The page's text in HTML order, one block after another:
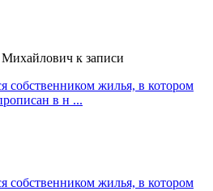
к записи
собственником жилья, в котором
в н ...
собственником жилья, в котором